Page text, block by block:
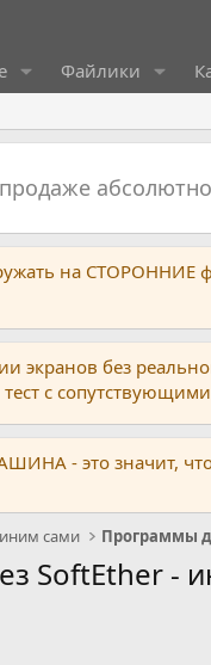
Файлики
абсолютно
на СТОРОННИЕ
экранов без
тест с
- это значит,
сами Программы
SoftEther -